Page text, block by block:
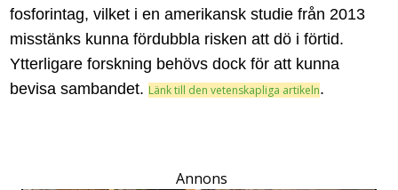
fosforintag, vilket i en amerikansk studie från 2013
misstänks kunna fördubbla risken att dö i förtid.
Ytterligare forskning behövs dock för att kunna
bevisa sambandet. Länk till den vetenskapliga artikeln.
Annons